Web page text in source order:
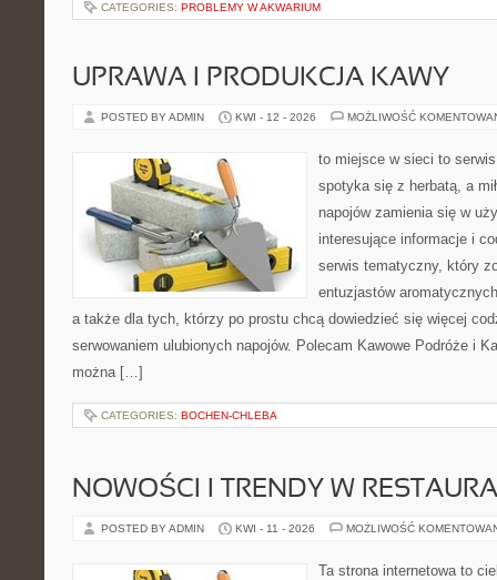
CATEGORIES: PROBLEMY W AKWARIUM
UPRAWA I PRODUKCJA KAWY
POSTED BY ADMIN KWI - 12 - 2026 MOŻLIWOŚĆ
to miejsce w sieci to
spotyka się z herbatą, a
napojów zamienia się w
interesujące informacje i
serwis tematyczny, który
entuzjastów
a także dla tych, którzy po prostu chcą dowiedzieć się więcej
serwowaniem ulubionych napojów. Polecam Kawowe Podróże i
można […]
CATEGORIES: BOCHEN-CHLEBA
NOWOŚCI I TRENDY W
POSTED BY ADMIN KWI - 11 - 2026 MOŻLIWOŚĆ
Ta strona internetowa to